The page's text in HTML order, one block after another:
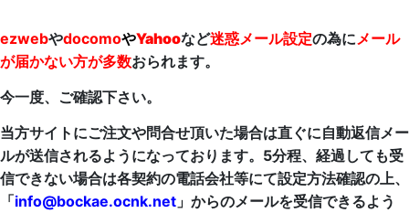
ezwebやdocomoやYahooなど迷惑メール設定の為に メール
が届かない方が多数おられます。
今一度、ご確認下さい。
当方サイトにご注文や問合せ頂いた場合は直ぐに自動返信メー
ルが送信されるようになっております。5分程、経過しても受
信できない場合は各契約の電話会社等にて設定方法確認の上、
「info@bockae.ocnk.net 」からのメールを受信できるよう